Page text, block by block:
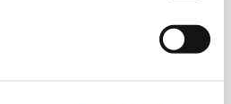
soudržnosti k